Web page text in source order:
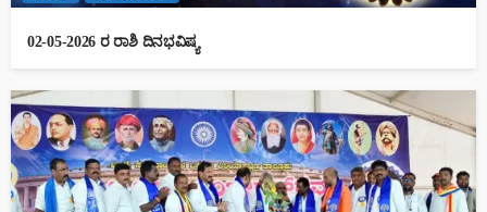
02-05-2026 ರ ರಾಶಿ ದಿನಭವಿಷ್ಯ